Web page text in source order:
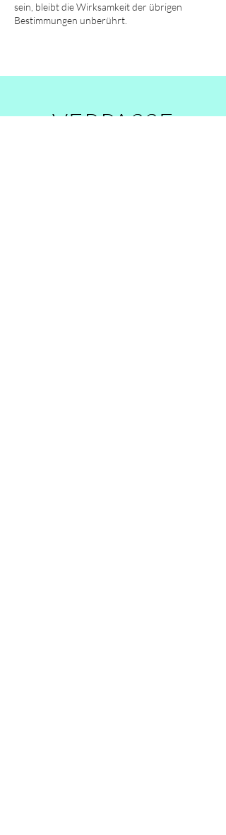
sein, bleibt die Wirksamkeit der übrigen
Bestimmungen unberührt.
VERPASSE